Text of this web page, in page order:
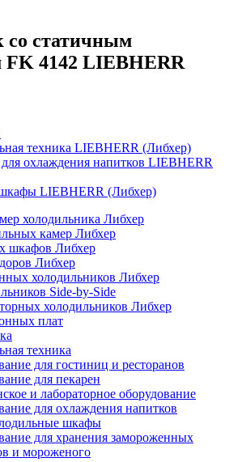
со статичным
FK 4142 LIEBHERR
техника LIEBHERR (Либхер)
охлаждения напитков LIEBHERR
LIEBHERR (Либхер)
холодильника Либхер
камер Либхер
шкафов Либхер
Либхер
холодильников Либхер
Side-by-Side
холодильников Либхер
плат
техника
для гостиниц и ресторанов
для пекарен
и лабораторное оборудование
для охлаждения напитков
шкафы
для хранения замороженных
и мороженого